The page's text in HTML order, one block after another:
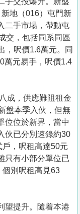
地（016）屯門新
二手市場，帶動屯
交，包括同系同區
，呎價1.6萬元。同
萬元易手，呎價1.4
成，供應難阻租金
盤本季入伙，但無
位位於新界，當中
伙已分別速錄約30
，呎租高達50元
只有小部分單位已
別呎租高見63
望提升。隨着本港